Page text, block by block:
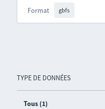
TYPE DE DONNÉES
Tous (1)
Format gbfs